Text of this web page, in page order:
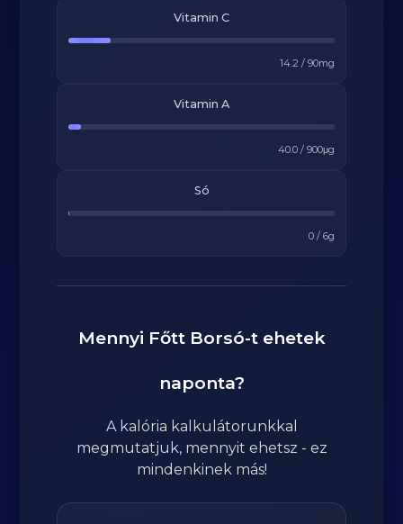
Vitamin C
14.2/ 90mg
Vitamin A
40.0/ 900μg
Só
0/ 6g
Mennyi Főtt Borsó-t ehetek
naponta?
A kalória kalkulátorunkkal
megmutatjuk, mennyit ehetsz - ez
mindenkinek más!